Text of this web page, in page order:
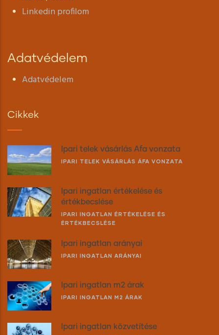
Linkedin profilom
Adatvédelem
Adatvédelem
Cikkek
Ipari telek vásárlás Áfa vonzata
IPARI TELEK VÁSÁRLÁS ÁFA VONZATA
Ipari ingatlan értékelése és
értékbecslése
IPARI INGATLAN ÉRTÉKELÉSE ÉS
ÉRTÉKBECSLÉSE
Ipari ingatlan arányai
IPARI INGATLAN ARÁNYAI
Ipari ingatlan m2 árak
IPARI INGATLAN M2 ÁRAK
Ipari ingatlan közvetítése